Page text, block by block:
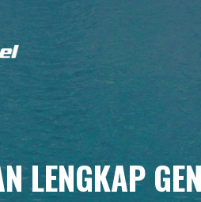
LENGKAP